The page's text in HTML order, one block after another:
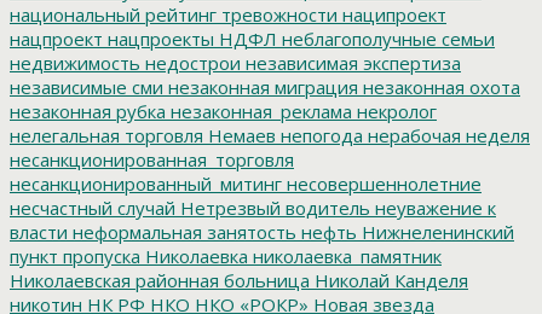
национальный рейтинг тревожности наципроект
нацпроект нацпроекты НДФЛ неблагополучные семьи
недвижимость недострои независимая экспертиза
независимые сми незаконная миграция незаконная охота
незаконная рубка незаконная_реклама некролог
нелегальная торговля Немаев непогода нерабочая неделя
несанкционированная_торговля
несанкционированный_митинг несовершеннолетние
несчастный случай Нетрезвый водитель неуважение к
власти неформальная занятость нефть Нижнеленинский
пункт пропуска Николаевка николаевка_памятник
Николаевская районная больница Николай Канделя
никотин НК РФ НКО НКО «РОКР» Новая звезда